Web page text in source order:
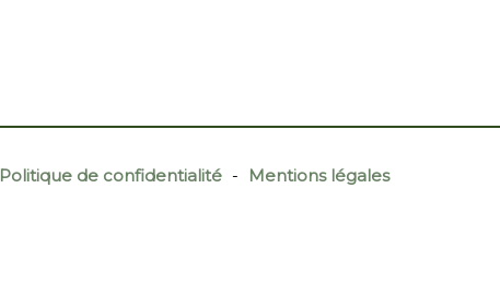
Politique de confidentialité - Mentions légales